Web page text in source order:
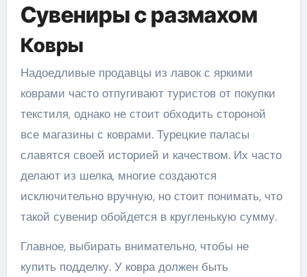
Сувениры с размахом
Ковры
Надоедливые продавцы из лавок с яркими
коврами часто отпугивают туристов от покупки
текстиля, однако не стоит обходить стороной
все магазины с коврами. Турецкие паласы
славятся своей историей и качеством. Их часто
делают из шелка, многие создаются
исключительно вручную, но стоит понимать, что
такой сувенир обойдется в кругленькую сумму.
Главное, выбирать внимательно, чтобы не
купить подделку. У ковра должен быть